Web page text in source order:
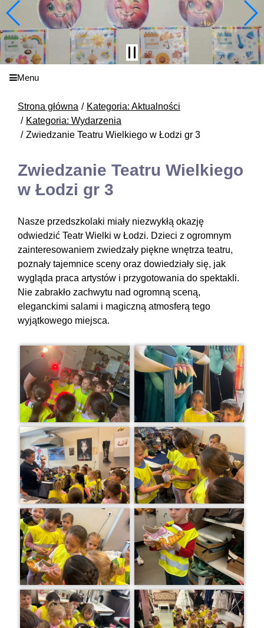
Menu
Strona główna
Kategoria: Aktualności
Kategoria: Wydarzenia
Zwiedzanie Teatru Wielkiego w Łodzi gr 3
Zwiedzanie Teatru Wielkiego
w Łodzi gr 3
Nasze przedszkolaki miały niezwykłą okazję
odwiedzić Teatr Wielki w Łodzi. Dzieci z ogromnym
zainteresowaniem zwiedzały piękne wnętrza teatru,
poznały tajemnice sceny oraz dowiedziały się, jak
wygląda praca artystów i przygotowania do spektakli.
Nie zabrakło zachwytu nad ogromną sceną,
eleganckimi salami i magiczną atmosferą tego
wyjątkowego miejsca.